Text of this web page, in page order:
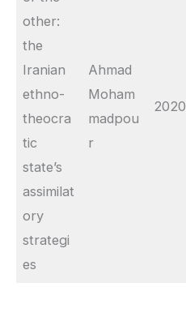
other:
the
Iranian
ethno-
theocra
tic
state’s
assimilat
ory
strategi
es
Ahmad
Moham
madpou
r
2020